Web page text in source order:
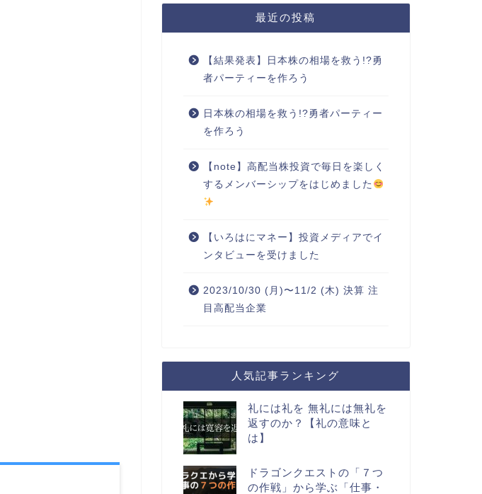
最近の投稿
【結果発表】日本株の相場を救う!?勇
者パーティーを作ろう
日本株の相場を救う!?勇者パーティー
を作ろう
【note】高配当株投資で毎日を楽しく
するメンバーシップをはじめました
【いろはにマネー】投資メディアでイ
ンタビューを受けました
2023/10/30 (月)〜11/2 (木) 決算 注
目高配当企業
人気記事ランキング
礼には礼を 無礼には無礼を
返すのか？【礼の意味と
は】
ドラゴンクエストの「７つ
の作戦」から学ぶ「仕事・